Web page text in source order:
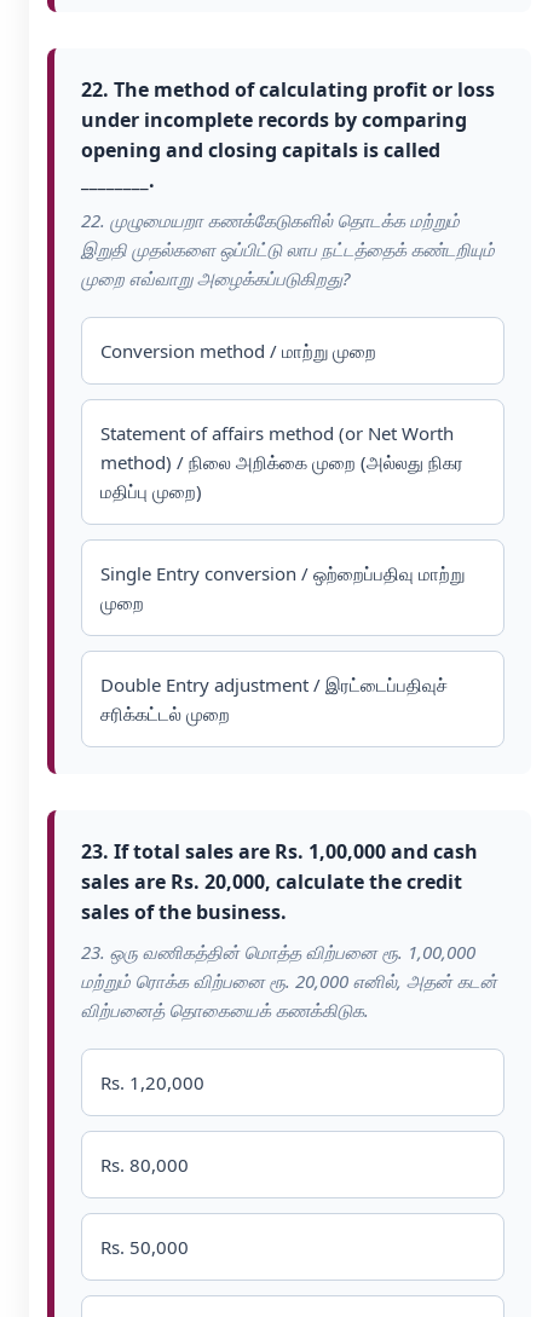
22. The method of calculating profit or loss
under incomplete records by comparing
opening and closing capitals is called
________.
22. முழுமையறா கணக்கேடுகளில் தொடக்க மற்றும்
இறுதி முதல்களை ஒப்பிட்டு லாப நட்டத்தைக் கண்டறியும்
முறை எவ்வாறு அழைக்கப்படுகிறது?
Conversion method / மாற்று முறை
Statement of affairs method (or Net Worth
method) / நிலை அறிக்கை முறை (அல்லது நிகர
மதிப்பு முறை)
Single Entry conversion / ஒற்றைப்பதிவு மாற்று
முறை
Double Entry adjustment / இரட்டைப்பதிவுச்
சரிக்கட்டல் முறை
23. If total sales are Rs. 1,00,000 and cash
sales are Rs. 20,000, calculate the credit
sales of the business.
23. ஒரு வணிகத்தின் மொத்த விற்பனை ரூ. 1,00,000
மற்றும் ரொக்க விற்பனை ரூ. 20,000 எனில், அதன் கடன்
விற்பனைத் தொகையைக் கணக்கிடுக.
Rs. 1,20,000
Rs. 80,000
Rs. 50,000